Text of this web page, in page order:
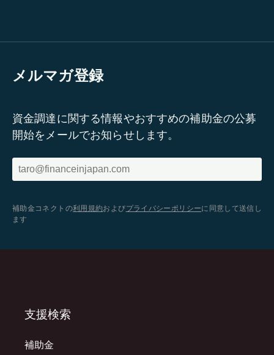
メルマガ登録
資金調達に関する情報やおすすめの補助金の公募
開始をメールでお知らせします。
補助金コネクトの利用規約およびプライバシーポリシーに同意して送信し
ます
支援検索
補助金